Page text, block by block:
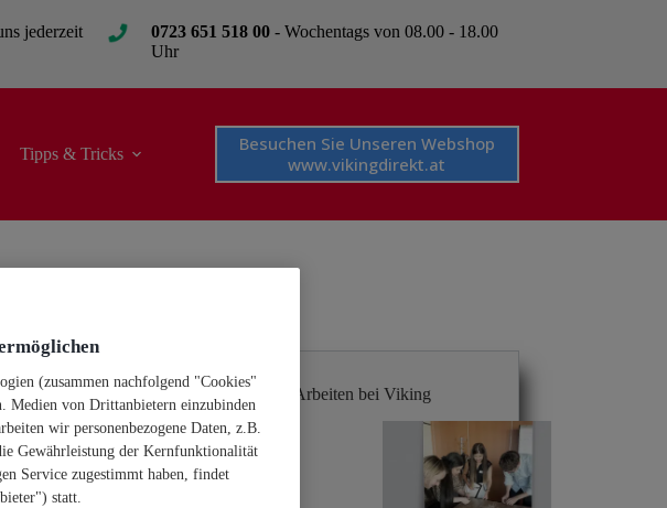
jederzeit 0723 651 518 00- Wochentags von 08.00 - 18.00
Uhr
Tipps & Tricks
Besuchen Sie Unseren Webshop
www.vikingdirekt.at
Kaffeepausen
Agiles Arbeiten bei Viking
(zusammen nachfolgend "Cookies"
Medien von Drittanbietern einzubinden
wir personenbezogene Daten, z.B.
Gewährleistung der Kernfunktionalität
Service zugestimmt haben, findet
statt.